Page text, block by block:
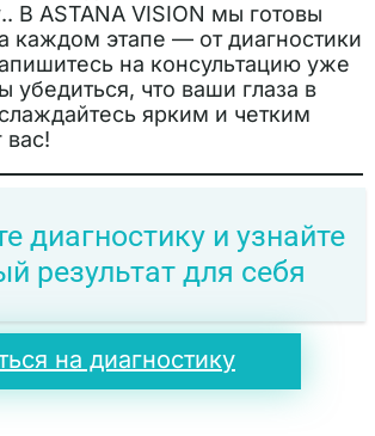
В ASTANA VISION мы готовы
каждом этапе — от диагностики
на консультацию уже
убедиться, что ваши глаза в
ярким и четким
диагностику и узнайте
результат для себя
на диагностику